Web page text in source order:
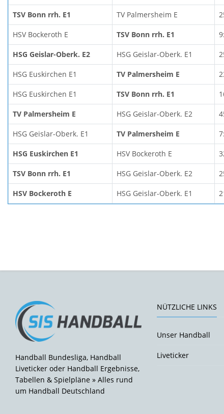
TSV Bonn rrh. E1 TV Palmersheim E
HSV Bockeroth E TSV Bonn rrh. E1
HSG Geislar-Oberk. E2 HSG Geislar-Oberk. E1
HSG Euskirchen E1 TV Palmersheim E
HSG Euskirchen E1 TSV Bonn rrh. E1
TV Palmersheim E HSG Geislar-Oberk. E2
HSG Geislar-Oberk. E1 TV Palmersheim E
HSG Euskirchen E1 HSV Bockeroth E
TSV Bonn rrh. E1 HSG Geislar-Oberk. E2
HSV Bockeroth E HSG Geislar-Oberk. E1
Handball Bundesliga, Handball
Liveticker oder Handball Ergebnisse,
Tabellen & Spielpläne » Alles rund
um Handball Deutschland
NÜTZLICHE LINKS
Unser Handball
Liveticker